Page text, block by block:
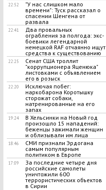
22:52
"У нас слишком мало
времени": Туск рассказал о
спасении Шенгена от
развала
22:41
Два провальных
ограбления за полгода: экс-
боевики легендарной
немецкой RAF отчаянно ищут
средства к существованию
22:25
Сенат США троллит
"коррупционера Яценюка"
листовками с объявлением
его в розыск
22:20
Исключая побег:
наркобарона Коротышку
сторожат собаки,
натренированные на его
запах
19:24
В Хельсинки на Новый год
произошло 15 нападений:
беженцы зажимали женщин
и облизывали им лица
18:46
СМИ признали Эрдогана
самым популярным
политиком в Европе
17:09
За последние четыре дня
российские самолеты
уничтожили 600
террористических объектов
в Сирии